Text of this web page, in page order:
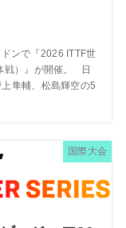
ンで『2026 ITTF世
戦）』が開催。 日
隼輔、松島輝空の5
国際大会